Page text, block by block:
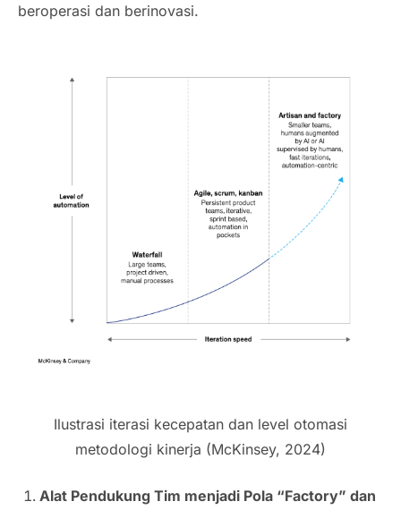
beroperasi dan berinovasi.
Ilustrasi iterasi kecepatan dan level otomasi
metodologi kinerja (McKinsey, 2024)
Alat Pendukung Tim menjadi Pola “Factory” dan